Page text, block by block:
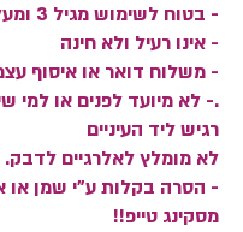
- בטוח לשימוש מגיל 3 ומעלה
- אינו רעיל ולא חינה
- משלוח דואר או איסוף
.- לא מיועד לפנים או למי
רגיש ליד העיניים
לא מומלץ לאלרגיים לדבק.
- הסרה בקלות ע"י שמן או
מסקינג טייפ!!